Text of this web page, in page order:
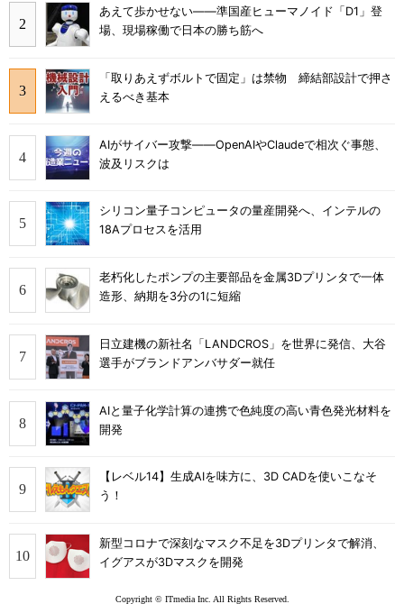
あえて歩かせない――準国産ヒューマノイド「D1」登
場、現場稼働で日本の勝ち筋へ
「取りあえずボルトで固定」は禁物 締結部設計で押さ
えるべき基本
AIがサイバー攻撃――OpenAIやClaudeで相次ぐ事態、
波及リスクは
シリコン量子コンピュータの量産開発へ、インテルの
18Aプロセスを活用
老朽化したポンプの主要部品を金属3Dプリンタで一体
造形、納期を3分の1に短縮
日立建機の新社名「LANDCROS」を世界に発信、大谷
選手がブランドアンバサダー就任
AIと量子化学計算の連携で色純度の高い青色発光材料を
開発
【レベル14】生成AIを味方に、3D CADを使いこなそ
う！
新型コロナで深刻なマスク不足を3Dプリンタで解消、
イグアスが3Dマスクを開発
Copyright © ITmedia Inc. All Rights Reserved.